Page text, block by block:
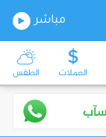
مباشر
العملات الطقس